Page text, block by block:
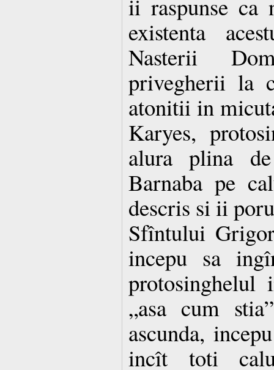
ii raspunse ca
existenta
Nasterii
privegherii la
atonitii in
Karyes,
alura plina
Barnaba pe
descris si ii
Sfîntului
incepu sa
protosinghelul
„asa cum
ascunda,
incît toti